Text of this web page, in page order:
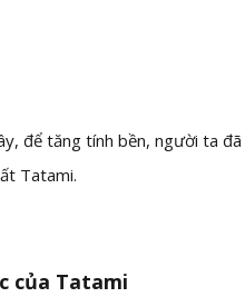
để tăng tính bền, người ta
Tatami.
của Tatami